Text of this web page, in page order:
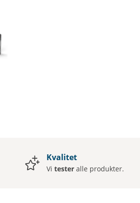
Kvalitet
Vi testeralle produkter.